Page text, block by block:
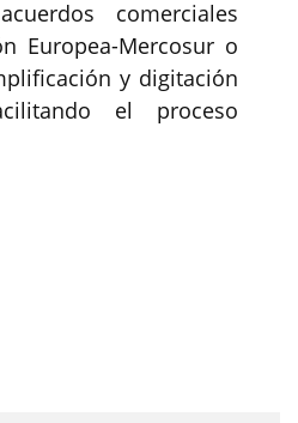
comerciales
Europea-Mercosur o
y digitación
el proceso